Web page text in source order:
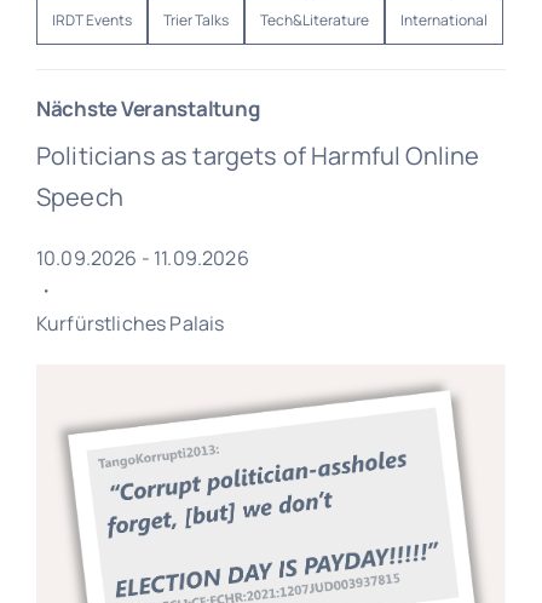
IRDT Events Trier Talks Tech&Literature International
Nächste Veranstaltung
Politicians as targets of Harmful Online
Speech
10.09.2026 - 11.09.2026
・
Kurfürstliches Palais